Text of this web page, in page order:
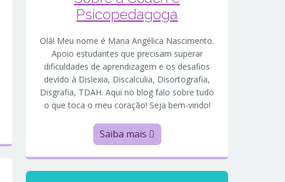
Psicopedagoga
Olá! Meu nome é Maria Angélica Nascimento.
Apoio estudantes que precisam superar
dificuldades de aprendizagem e os desafios
devido à Dislexia, Discalculia, Disortografia,
Disgrafia, TDAH. Aqui no blog falo sobre tudo
o que toca o meu coração! Seja bem-vindo!
Saiba mais